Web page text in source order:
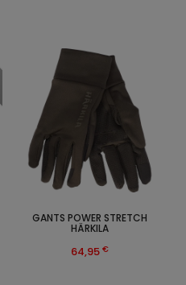
GANTS POWER STRETCH
HÄRKILA
64,95 €